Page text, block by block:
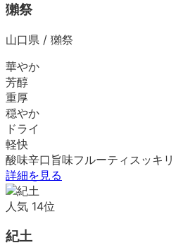
獺祭
山口県 / 獺祭
華やか
芳醇
重厚
穏やか
ドライ
軽快
酸味辛口 旨味フルーティ スッキリ
詳細を見る
人気 14位
紀土